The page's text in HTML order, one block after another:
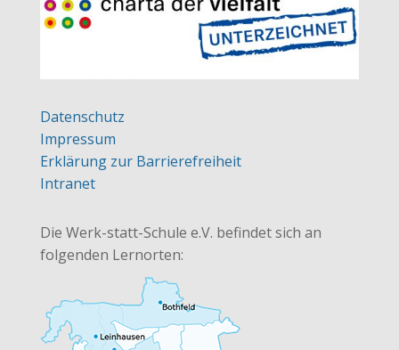
Datenschutz
Impressum
Erklärung zur Barrierefreiheit
Intranet
Die Werk-statt-Schule e.V. befindet sich an
folgenden Lernorten: